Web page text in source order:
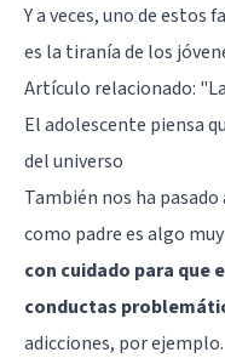
Y a veces, uno de estos
es la tiranía de los
Artículo relacionado:
El adolescente piensa
del universo
También nos ha
como padre es algo
con cuidado para que
conductas
adicciones, por ejemplo.